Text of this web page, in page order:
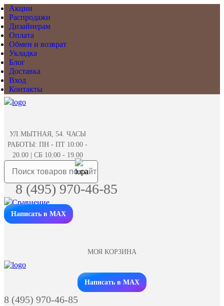
Акции
Распродажи
Дизайнерам
Оплата
Обмен и возврат
Укладка
Блог
Доставка
Вход
Контакты
УЛ.МЫТНАЯ, 54. ЧАСЫ
РАБОТЫ: ПН - ПТ 10:00 -
20.00 | СБ 10:00 - 19.00
8 (495) 970-46-85
Написать в MAX
МОЯ КОРЗИНА
Заказать звонок
Написать в MAX
8 (495) 970-46-85